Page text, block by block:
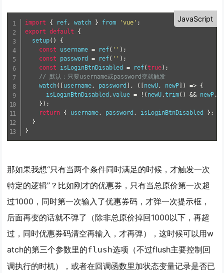
JavaScript
import { ref, watch } from 'vue' ;
export
default
{
setup( )
{
const
username = ref( '' ) ;
const
password = ref( '' ) ;
const
isLoginBtnDisabled = ref(true) ;
// 默认：只要username或password变就触发
watch( username, password , ( newU, newP ) => {
      isLoginBtnDisabled
.value = ! ( newU.trim( ) && newP.
} ) ;
return { username, password , isLoginBtnDisabled } ;
}
}
那如果我想“只有当两个条件同时满足的时候，才触发一次
特定的逻辑”？比如刚才的优惠券，只有当总原价第一次超
过1000，同时第一次输入了优惠券码，才弹一次提示框，
后面再变的话就不弹了（除非总原价掉回1000以下，再超
过，同时优惠券码清空再输入，才再弹），这时候可以用w
atch的第三个参数里的flush选项（不过flush主要控制回
调执行的时机），或者在回调函数里加状态变量记录是否已